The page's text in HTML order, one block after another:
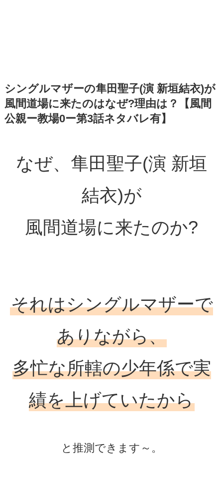
シングルマザーの隼田聖子(演 新垣結衣)が
風間道場に来たのはなぜ?理由は？【風間
公親ー教場0ー第3話ネタバレ有】
なぜ、隼田聖子(演 新垣
結衣)が
風間道場に来たのか?
それはシングルマザーで
ありながら、
多忙な所轄の少年係で実
績を上げていたから
と推測できます～。